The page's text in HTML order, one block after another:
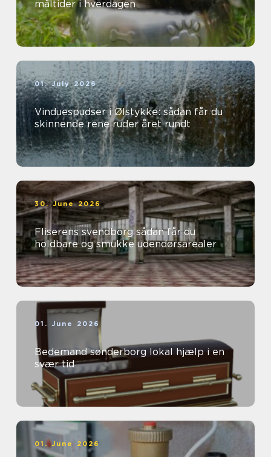
måltider i hverdagen
01. July 2026
Vinduespudser i Ølstykke: sådan får du
skinnende rene ruder året rundt
30. June 2026
Fliserens svendborg sådan får du
holdbare og smukke udendørsarealer
01. June 2026
Bedemand sønderborg lokal hjælp i en
svær tid
01. June 2026